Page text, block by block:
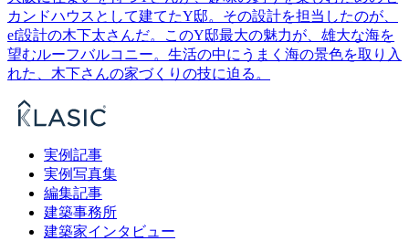
カンドハウスとして建てたY邸。その設計を担当したのが、
ef設計の木下太さんだ。このY邸最大の魅力が、雄大な海を
望むルーフバルコニー。生活の中にうまく海の景色を取り入
れた、木下さんの家づくりの技に迫る。
実例記事
実例写真集
編集記事
建築事務所
建築家インタビュー